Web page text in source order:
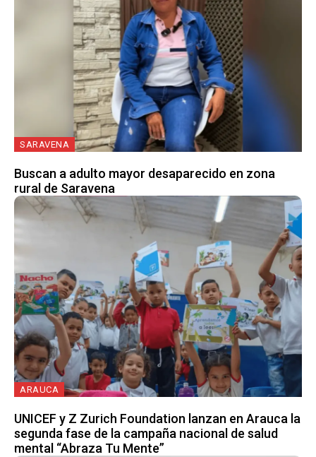
SARAVENA
Buscan a adulto mayor desaparecido en zona
rural de Saravena
ARAUCA
UNICEF y Z Zurich Foundation lanzan en Arauca la
segunda fase de la campaña nacional de salud
mental “Abraza Tu Mente”